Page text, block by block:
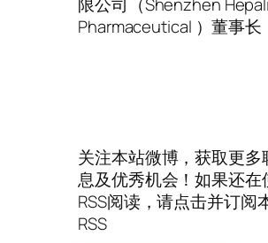
限公司（Shenzhen
Pharmaceutical ）董事长
关注本站微博，获取更多
息及优秀机会！如果还在
RSS阅读，请点击并订阅
RSS